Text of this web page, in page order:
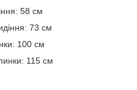
58 см
73 см
100 см
115 см